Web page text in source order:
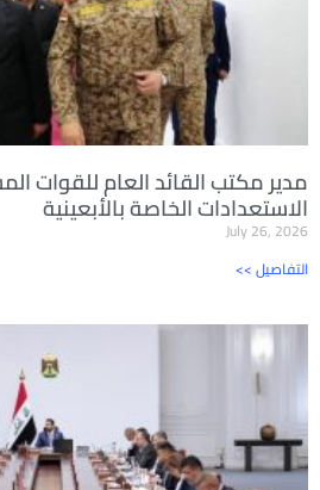
مدير مكتب القائد العام للقوات
الاستعدادات الخاصة بالأبعينية
July 26, 2026
<< التفاصيل